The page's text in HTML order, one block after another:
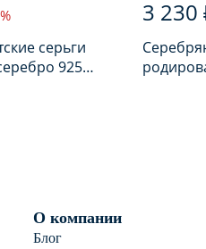
серьги
925
3 230
О компании
Блог